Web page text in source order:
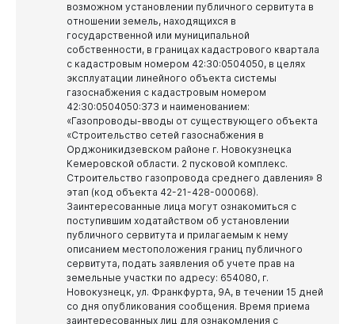
возможном установлении публичного сервитута в
отношении земель, находящихся в
государственной или муниципальной
собственности, в границах кадастрового квартала
с кадастровым номером 42:30:0504050, в целях
эксплуатации линейного объекта системы
газоснабжения с кадастровым номером
42:30:0504050:373 и наименованием:
«Газопроводы-вводы от существующего объекта
«Строительство сетей газоснабжения в
Орджоникидзевском районе г. Новокузнецка
Кемеровской области. 2 пусковой комплекс.
Строительство газопровода среднего давления» 8
этап (код объекта 42-21-428-000068).
Заинтересованные лица могут ознакомиться с
поступившим ходатайством об установлении
публичного сервитута и прилагаемым к нему
описанием местоположения границ публичного
сервитута, подать заявления об учете прав на
земельные участки по адресу: 654080, г.
Новокузнецк, ул. Франкфурта, 9А, в течении 15 дней
со дня опубликования сообщения. Время приема
заинтересованных лиц для ознакомления с